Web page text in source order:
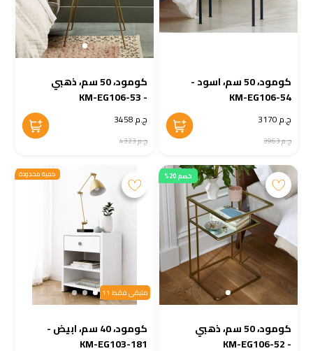
كومود، 50 سم، اسود -
KM-EG106-54
ج.م 3170
ج.م 3963
كومود، 50 سم، ذهبي
- KM-EG106-53
ج.م 3458
ج.م 4323
خصم 20%
كومود، 50 سم، ذهبي
- KM-EG106-52
كمية محدودة
متبقى فقط 11
كومود، 40 سم، ابيض -
KM-EG103-181